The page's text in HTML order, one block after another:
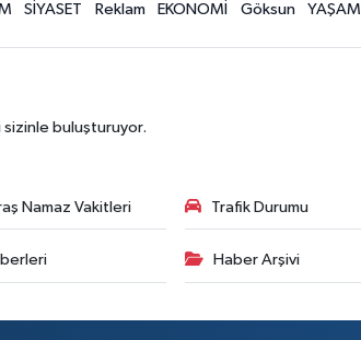
SİYASET Reklam EKONOMİ Göksun YAŞAM
sizinle buluşturuyor.
Namaz Vakitleri Trafik Durumu
Haber Arşivi